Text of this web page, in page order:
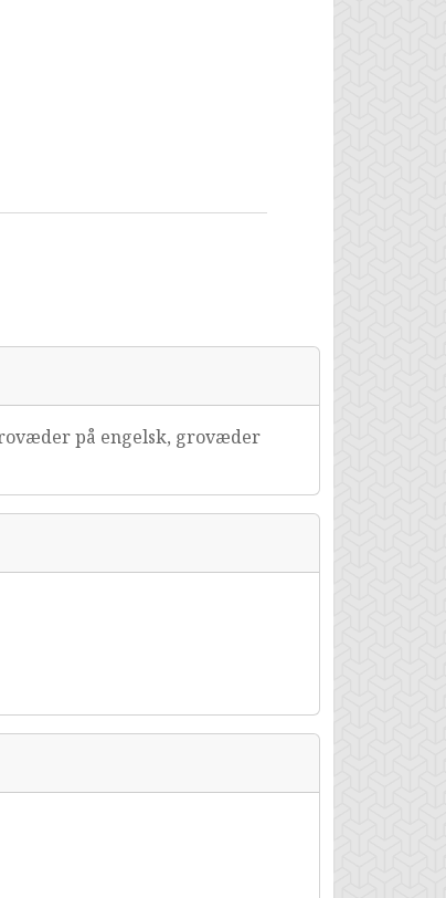
på engelsk, grovæder